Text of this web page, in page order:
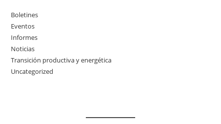
Boletines
Eventos
Informes
Noticias
Transición productiva y energética
Uncategorized